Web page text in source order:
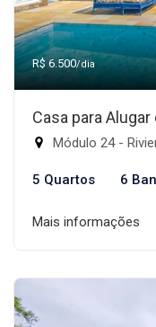
R$ 6.500/dia
Casa para
Módulo 24 -
5 Quartos 6
Mais informações